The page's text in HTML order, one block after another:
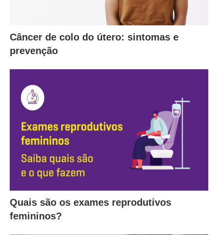
Câncer de colo do útero: sintomas e
prevenção
Quais são os exames reprodutivos
femininos?